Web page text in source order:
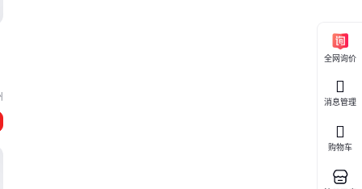
全网询价
消息管理
购物车